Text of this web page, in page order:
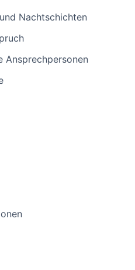
Nachtschichten
Ansprechpersonen